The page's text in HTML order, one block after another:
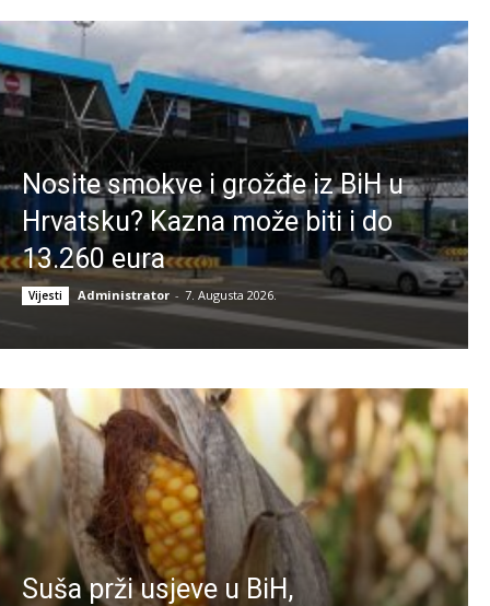
Nosite smokve i grožđe iz BiH u
Hrvatsku? Kazna može biti i do
13.260 eura
Vijesti Administrator - 7. Augusta 2026.
Suša prži usjeve u BiH,